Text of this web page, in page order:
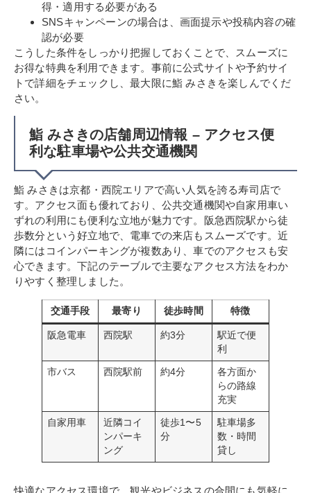
得・適用する必要がある
SNSキャンペーンの場合は、画面提示や投稿内容の確
認が必要
こうした条件をしっかり把握しておくことで、スムーズに
お得な特典を利用できます。事前に公式サイトや予約サイ
トで詳細をチェックし、最大限に鮨 みさきを楽しんでくだ
さい。
鮨 みさきの店舗周辺情報 – アクセス便
利な駐車場や公共交通機関
鮨 みさきは京都・西院エリアで高い人気を誇る寿司店で
す。アクセス面も優れており、公共交通機関や自家用車い
ずれの利用にも便利な立地が魅力です。阪急西院駅から徒
歩数分という好立地で、電車での来店もスムーズです。近
隣にはコインパーキングが複数あり、車でのアクセスも安
心できます。下記のテーブルで主要なアクセス方法をわか
りやすく整理しました。
交通手段 最寄り 徒歩時間 特徴
阪急電車 西院駅 約3分
駅近で便
利
市バス 西院駅前 約4分
各方面か
らの路線
充実
自家用車
近隣コイ
ンパーキ
ング
徒歩1〜5
分
駐車場多
数・時間
貸し